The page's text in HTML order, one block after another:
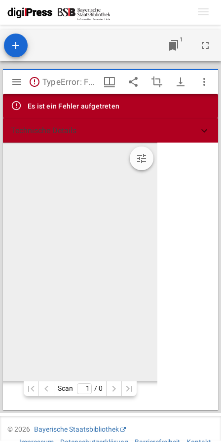
1
Mirador
Viewer
TypeError: Failed to fetch
Es ist ein Fehler aufgetreten
Technische Details
Scan / 0
©2026
Bayerische Staatsbibliothek